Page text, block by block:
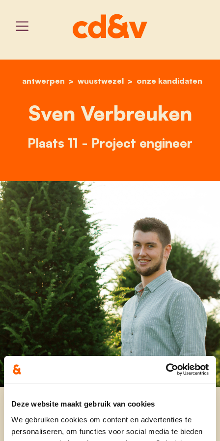
Deze website maakt gebruik van cookies
We gebruiken cookies om content en advertenties te
personaliseren, om functies voor social media te bieden
home
antwerpen wuustwezel onze kandidaten
sven verbreuken
Sven Verbreuken
Plaats 11 - Project engineer